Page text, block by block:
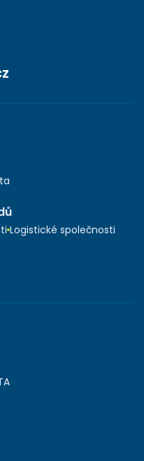
Logistické společnosti